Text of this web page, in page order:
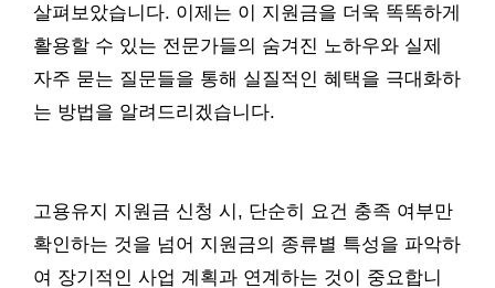
살펴보았습니다. 이제는 이 지원금을 더욱 똑똑하게
활용할 수 있는 전문가들의 숨겨진 노하우와 실제
자주 묻는 질문들을 통해 실질적인 혜택을 극대화하
는 방법을 알려드리겠습니다.
고용유지 지원금 신청 시, 단순히 요건 충족 여부만
확인하는 것을 넘어 지원금의 종류별 특성을 파악하
여 장기적인 사업 계획과 연계하는 것이 중요합니